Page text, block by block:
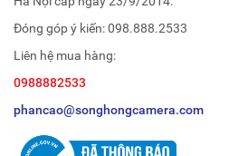
Đóng góp ý kiến:098.888.2533
Liên hệ mua hàng:
0988882533
phancao@songhongcamera.com